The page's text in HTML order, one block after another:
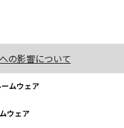
の影響について
ームウェア
ウェア